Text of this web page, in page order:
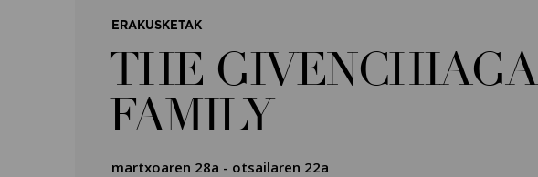
ERAKUSKETAK
THE GIVENCHIAGA
FAMILY
martxoaren 28a - otsailaren 22a